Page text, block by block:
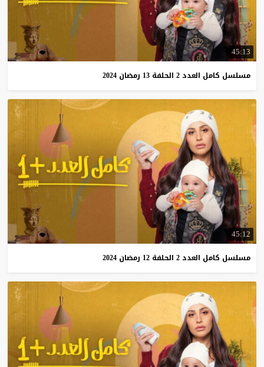
45:13
مسلسل كامل العدد 2 الحلفة 13 رمضان 2024
45:12
مسلسل كامل العدد 2 الحلفة 12 رمضان 2024